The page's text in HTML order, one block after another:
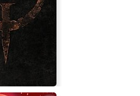
By Nature